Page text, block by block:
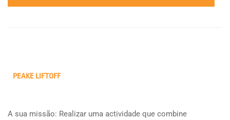
PEAKE LIFTOFF
A sua missão: Realizar uma actividade que combine